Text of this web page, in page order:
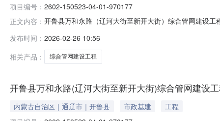
项目编号： 2602-150523-04-01-970177
正文内容： 开鲁县万和永路（辽河大街至新开大街）综合管网建设
发布时间： 2026-02-26 10:56
相关产品：
综合管网建设工程
开鲁县万和永路(辽河大街至新开大街)综合管网建设
内蒙古自治区｜通辽市｜开鲁县 市政基建
工程